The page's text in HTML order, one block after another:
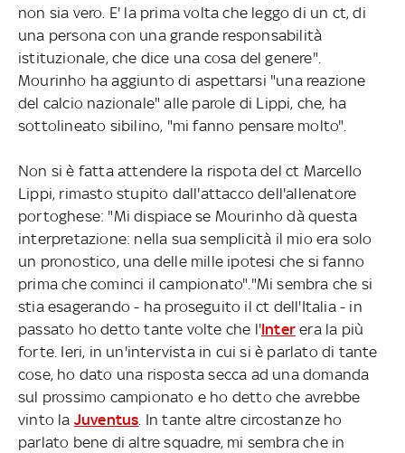
non sia vero. E' la prima volta che leggo di un ct, di
una persona con una grande responsabilità
istituzionale, che dice una cosa del genere".
Mourinho ha aggiunto di aspettarsi "una reazione
del calcio nazionale" alle parole di Lippi, che, ha
sottolineato sibilino, "mi fanno pensare molto".
Non si è fatta attendere la rispota del ct Marcello
Lippi, rimasto stupito dall'attacco dell'allenatore
portoghese: "Mi dispiace se Mourinho dà questa
interpretazione: nella sua semplicità il mio era solo
un pronostico, una delle mille ipotesi che si fanno
prima che cominci il campionato"."Mi sembra che si
stia esagerando - ha proseguito il ct dell'Italia - in
passato ho detto tante volte che l'Interera la più
forte. Ieri, in un'intervista in cui si è parlato di tante
cose, ho dato una risposta secca ad una domanda
sul prossimo campionato e ho detto che avrebbe
vinto la Juventus . In tante altre circostanze ho
parlato bene di altre squadre, mi sembra che in